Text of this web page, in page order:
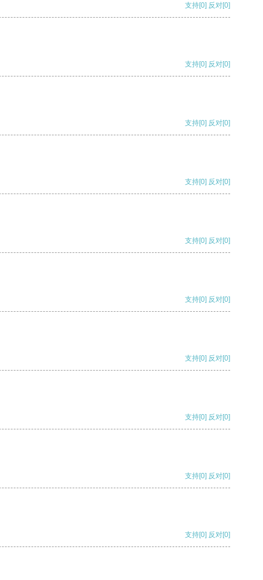
支持[0] 反对[0]
支持[0] 反对[0]
支持[0] 反对[0]
支持[0] 反对[0]
支持[0] 反对[0]
支持[0] 反对[0]
支持[0] 反对[0]
支持[0] 反对[0]
支持[0] 反对[0]
支持[0] 反对[0]